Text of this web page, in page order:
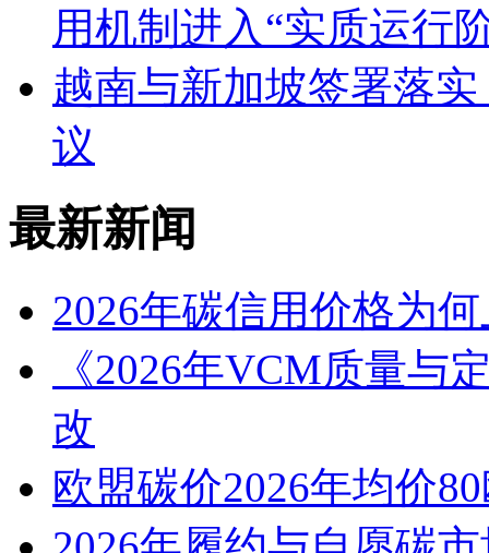
用机制进入“实质运行
越南与新加坡签署落
议
最新新闻
2026年碳信用价格为
《2026年VCM质量与
改
欧盟碳价2026年均价